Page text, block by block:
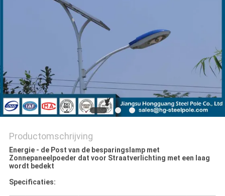
Productomschrijving
Energie - de Post van de besparingslamp met
Zonnepaneelpoeder dat voor Straatverlichting met een laag
wordt bedekt
Specificaties: